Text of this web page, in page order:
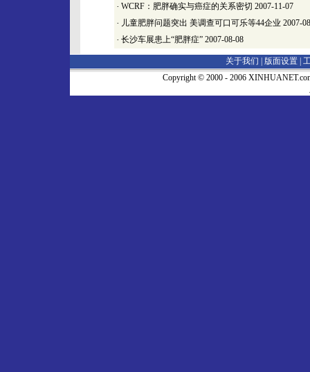
· WCRF：肥胖确实与癌症的关系密切 2007-11-07
· 儿童肥胖问题突出 美调查可口可乐等44企业 2007-
· 长沙车展患上“肥胖症” 2007-08-08
关于我们 | 版面设置
Copyright © 2000 - 2006